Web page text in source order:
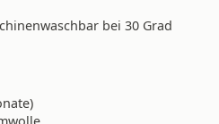
bei 30 Grad